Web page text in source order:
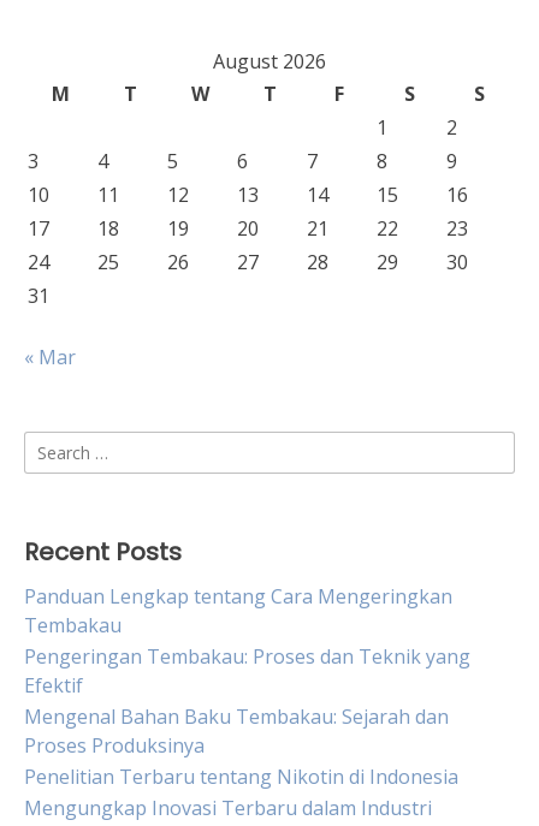
August 2026
M
T W T F S
S
1
2
3
4 5 6 7 8
9
10
11 12 13 14 15
16
17
18 19 20 21 22
23
24
25 26 27 28 29
30
31
« Mar
Search
for:
Recent Posts
Panduan Lengkap tentang Cara Mengeringkan
Tembakau
Pengeringan Tembakau: Proses dan Teknik yang
Efektif
Mengenal Bahan Baku Tembakau: Sejarah dan
Proses Produksinya
Penelitian Terbaru tentang Nikotin di Indonesia
Mengungkap Inovasi Terbaru dalam Industri